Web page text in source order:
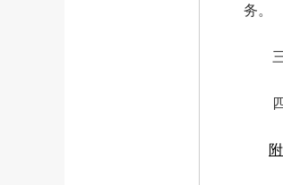
务。
三
四